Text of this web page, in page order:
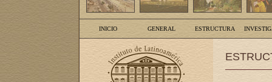
INICIO GENERAL ESTRUCTURA